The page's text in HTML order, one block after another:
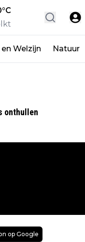
°C
Welzijn Natuur
onthullen
op Google